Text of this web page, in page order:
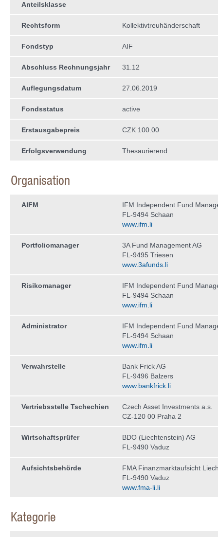
Anteilsklasse
Rechtsform Kollektivtreuhän­derschaft
Fondstyp AIF
Abschluss Rechnungsjahr 31.12
Auflegungsdatum 27.06.2019
Fondsstatus active
Erstausgabepreis CZK 100.00
Erfolgsverwendung Thesaurierend
Organisation
AIFM
IFM Independent Fund
FL-9494 Schaan
www.ifm.li
Portfoliomanager
3A Fund Management AG
FL-9495 Triesen
www.3afunds.li
Risikomanager
IFM Independent Fund
FL-9494 Schaan
www.ifm.li
Administrator
IFM Independent Fund
FL-9494 Schaan
www.ifm.li
Verwahrstelle
Bank Frick AG
FL-9496 Balzers
www.bankfrick.li
Vertriebsstelle Tschechien
Czech Asset Investments a.s.
CZ-120 00 Praha 2
Wirtschaftsprüfer
BDO (Liechtenstein) AG
FL-9490 Vaduz
Aufsichtsbehörde
FMA Finanzmarktaufsicht
FL-9490 Vaduz
www.fma-li.li
Kategorie